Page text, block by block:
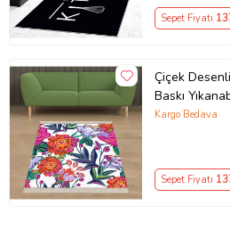
Sepet Fiyatı
Çiçek
Baskı
Modern
Kargo Bedava
Sepet Fiyatı